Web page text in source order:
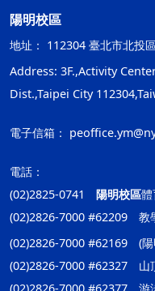
陽明校區
地址： 112304 臺北市北投
Address: 3F.,Activity
Dist.,Taipei City
電子信箱：
電話：
(02)2825-0741 陽明校區體
(02)2826-7000 #62209 教
(02)2826-7000 #62169 (陽
(02)2826-7000 #62327 山